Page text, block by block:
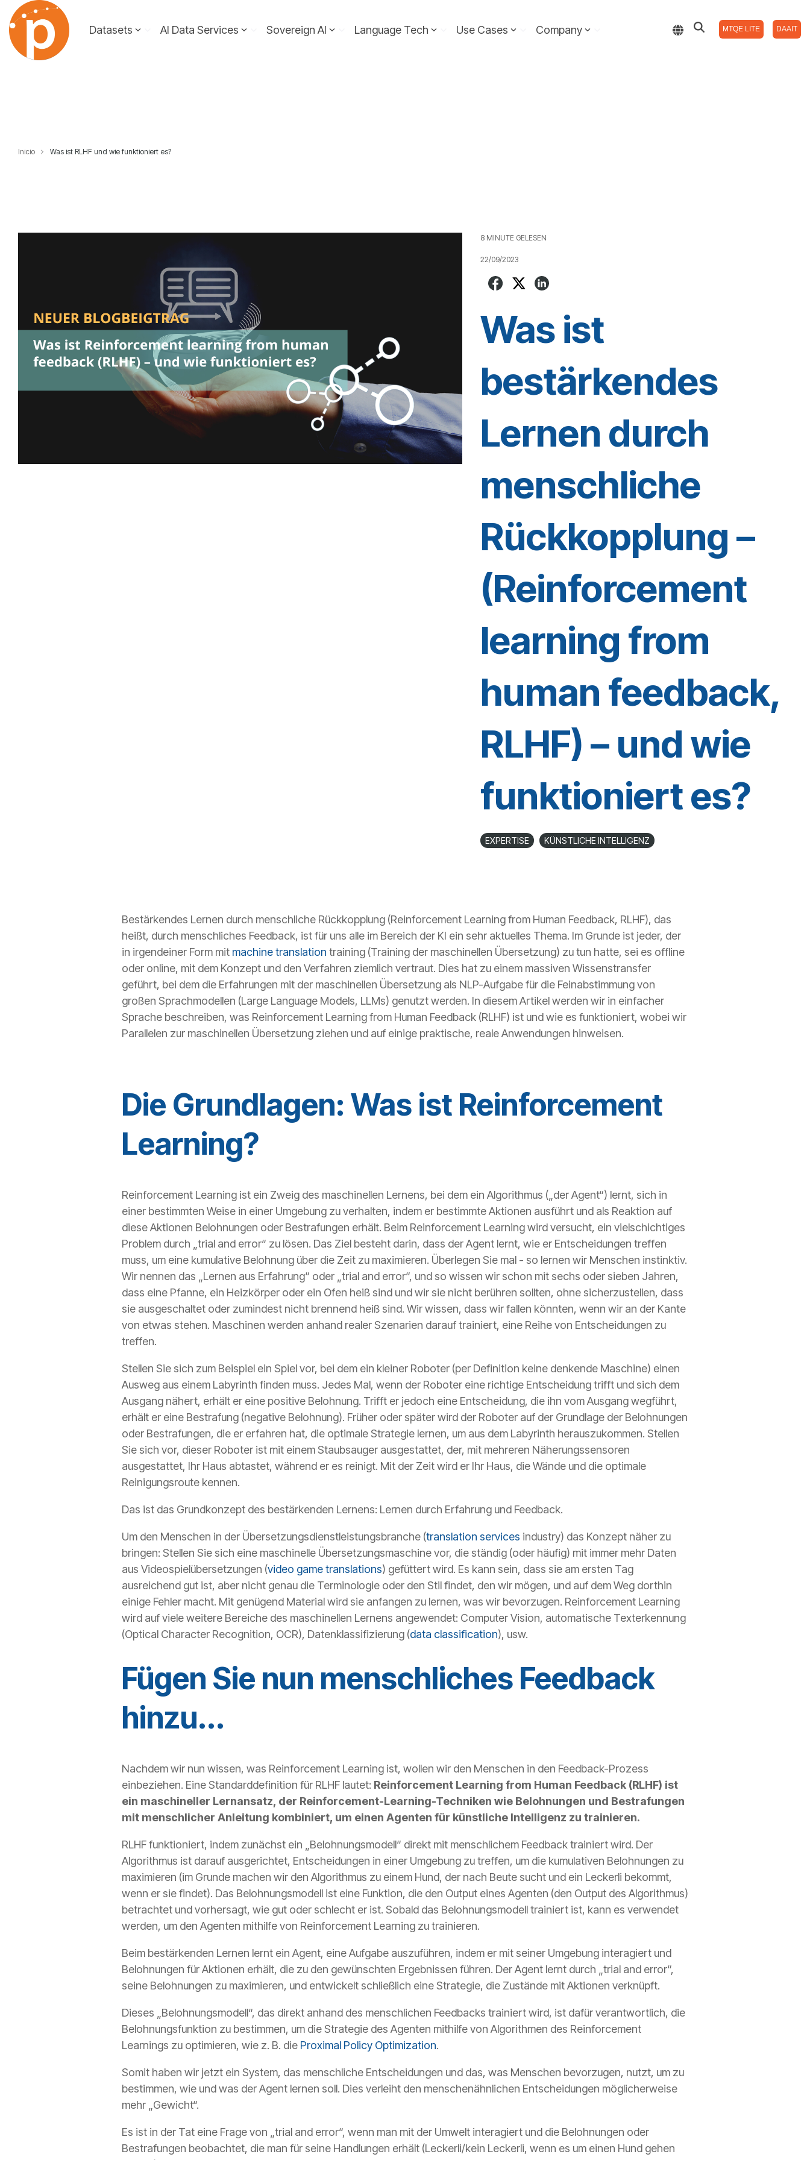
Skip
the
main
content.
Datasets AI Data Services Sovereign AI Language Tech Use Cases Company MTQE LITE DAAIT
Inicio Was ist RLHF und wie funktioniert es?
8 MINUTE GELESEN
22/09/2023
Was ist
bestärkendes
Lernen durch
menschliche
Rückkopplung –
(Reinforcement
learning from
human feedback,
RLHF) – und wie
funktioniert es?
EXPERTISE KÜNSTLICHE INTELLIGENZ
Bestärkendes Lernen durch menschliche Rückkopplung (Reinforcement Learning from Human Feedback, RLHF), das
heißt, durch menschliches Feedback, ist für uns alle im Bereich der KI ein sehr aktuelles Thema. Im Grunde ist jeder, der
in irgendeiner Form mit machine translation training (Training der maschinellen Übersetzung) zu tun hatte, sei es offline
oder online, mit dem Konzept und den Verfahren ziemlich vertraut. Dies hat zu einem massiven Wissenstransfer
geführt, bei dem die Erfahrungen mit der maschinellen Übersetzung als NLP-Aufgabe für die Feinabstimmung von
großen Sprachmodellen (Large Language Models, LLMs) genutzt werden. In diesem Artikel werden wir in einfacher
Sprache beschreiben, was Reinforcement Learning from Human Feedback (RLHF) ist und wie es funktioniert, wobei wir
Parallelen zur maschinellen Übersetzung ziehen und auf einige praktische, reale Anwendungen hinweisen.
Die Grundlagen: Was ist Reinforcement
Learning?
Reinforcement Learning ist ein Zweig des maschinellen Lernens, bei dem ein Algorithmus („der Agent“) lernt, sich in
einer bestimmten Weise in einer Umgebung zu verhalten, indem er bestimmte Aktionen ausführt und als Reaktion auf
diese Aktionen Belohnungen oder Bestrafungen erhält. Beim Reinforcement Learning wird versucht, ein vielschichtiges
Problem durch „trial and error“ zu lösen. Das Ziel besteht darin, dass der Agent lernt, wie er Entscheidungen treffen
muss, um eine kumulative Belohnung über die Zeit zu maximieren. Überlegen Sie mal - so lernen wir Menschen instinktiv.
Wir nennen das „Lernen aus Erfahrung“ oder „trial and error“, und so wissen wir schon mit sechs oder sieben Jahren,
dass eine Pfanne, ein Heizkörper oder ein Ofen heiß sind und wir sie nicht berühren sollten, ohne sicherzustellen, dass
sie ausgeschaltet oder zumindest nicht brennend heiß sind. Wir wissen, dass wir fallen könnten, wenn wir an der Kante
von etwas stehen. Maschinen werden anhand realer Szenarien darauf trainiert, eine Reihe von Entscheidungen zu
treffen.
Stellen Sie sich zum Beispiel ein Spiel vor, bei dem ein kleiner Roboter (per Definition keine denkende Maschine) einen
Ausweg aus einem Labyrinth finden muss. Jedes Mal, wenn der Roboter eine richtige Entscheidung trifft und sich dem
Ausgang nähert, erhält er eine positive Belohnung. Trifft er jedoch eine Entscheidung, die ihn vom Ausgang wegführt,
erhält er eine Bestrafung (negative Belohnung). Früher oder später wird der Roboter auf der Grundlage der Belohnungen
oder Bestrafungen, die er erfahren hat, die optimale Strategie lernen, um aus dem Labyrinth herauszukommen. Stellen
Sie sich vor, dieser Roboter ist mit einem Staubsauger ausgestattet, der, mit mehreren Näherungssensoren
ausgestattet, Ihr Haus abtastet, während er es reinigt. Mit der Zeit wird er Ihr Haus, die Wände und die optimale
Reinigungsroute kennen.
Das ist das Grundkonzept des bestärkenden Lernens: Lernen durch Erfahrung und Feedback.
Um den Menschen in der Übersetzungsdienstleistungsbranche (translation services industry) das Konzept näher zu
bringen: Stellen Sie sich eine maschinelle Übersetzungsmaschine vor, die ständig (oder häufig) mit immer mehr Daten
aus Videospielübersetzungen (video game translations) gefüttert wird. Es kann sein, dass sie am ersten Tag
ausreichend gut ist, aber nicht genau die Terminologie oder den Stil findet, den wir mögen, und auf dem Weg dorthin
einige Fehler macht. Mit genügend Material wird sie anfangen zu lernen, was wir bevorzugen. Reinforcement Learning
wird auf viele weitere Bereiche des maschinellen Lernens angewendet: Computer Vision, automatische Texterkennung
(Optical Character Recognition, OCR), Datenklassifizierung (data classification), usw.
Fügen Sie nun menschliches Feedback
hinzu...
Nachdem wir nun wissen, was Reinforcement Learning ist, wollen wir den Menschen in den Feedback-Prozess
einbeziehen. Eine Standarddefinition für RLHF lautet: Reinforcement Learning from Human Feedback (RLHF) ist
ein maschineller Lernansatz, der Reinforcement-Learning-Techniken wie Belohnungen und Bestrafungen
mit menschlicher Anleitung kombiniert, um einen Agenten für künstliche Intelligenz zu trainieren.
RLHF funktioniert, indem zunächst ein „Belohnungsmodell“ direkt mit menschlichem Feedback trainiert wird. Der
Algorithmus ist darauf ausgerichtet, Entscheidungen in einer Umgebung zu treffen, um die kumulativen Belohnungen zu
maximieren (im Grunde machen wir den Algorithmus zu einem Hund, der nach Beute sucht und ein Leckerli bekommt,
wenn er sie findet). Das Belohnungsmodell ist eine Funktion, die den Output eines Agenten (den Output des Algorithmus)
betrachtet und vorhersagt, wie gut oder schlecht er ist. Sobald das Belohnungsmodell trainiert ist, kann es verwendet
werden, um den Agenten mithilfe von Reinforcement Learning zu trainieren.
Beim bestärkenden Lernen lernt ein Agent, eine Aufgabe auszuführen, indem er mit seiner Umgebung interagiert und
Belohnungen für Aktionen erhält, die zu den gewünschten Ergebnissen führen. Der Agent lernt durch „trial and error“,
seine Belohnungen zu maximieren, und entwickelt schließlich eine Strategie, die Zustände mit Aktionen verknüpft.
Dieses „Belohnungsmodell“, das direkt anhand des menschlichen Feedbacks trainiert wird, ist dafür verantwortlich, die
Belohnungsfunktion zu bestimmen, um die Strategie des Agenten mithilfe von Algorithmen des Reinforcement
Learnings zu optimieren, wie z. B. die Proximal Policy Optimization.
Somit haben wir jetzt ein System, das menschliche Entscheidungen und das, was Menschen bevorzugen, nutzt, um zu
bestimmen, wie und was der Agent lernen soll. Dies verleiht den menschenähnlichen Entscheidungen möglicherweise
mehr „Gewicht“.
Es ist in der Tat eine Frage von „trial and error“, wenn man mit der Umwelt interagiert und die Belohnungen oder
Bestrafungen beobachtet, die man für seine Handlungen erhält (Leckerli/kein Leckerli, wenn es um einen Hund gehen